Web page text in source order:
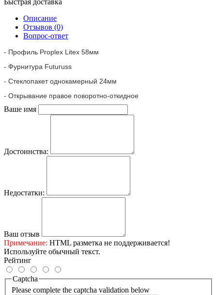
Описание
Отзывов (0)
Вопрос-ответ
- Профиль Proplex Litex 58мм
- Фурнитура Futuruss
- Стеклопакет однокамерный 24мм
- Открывание правое поворотно-откидное
Ваше имя
Достоинства:
Недостатки:
Ваш отзыв
Примечание: HTML разметка не поддерживается!
Используйте обычный текст.
Рейтинг
Captcha
Please complete the captcha validation below